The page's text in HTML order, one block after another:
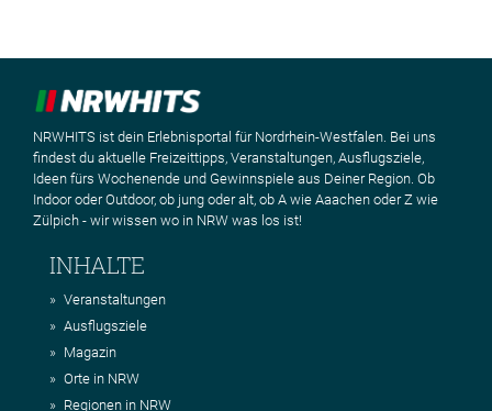
NRWHITS ist dein Erlebnisportal für Nordrhein-Westfalen. Bei uns
findest du aktuelle Freizeittipps, Veranstaltungen, Ausflugsziele,
Ideen fürs Wochenende und Gewinnspiele aus Deiner Region. Ob
Indoor oder Outdoor, ob jung oder alt, ob A wie Aaachen oder Z wie
Zülpich - wir wissen wo in NRW was los ist!
INHALTE
Veranstaltungen
Ausflugsziele
Magazin
Orte in NRW
Regionen in NRW